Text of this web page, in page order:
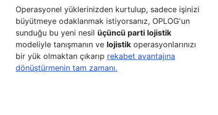
Operasyonel yüklerinizden kurtulup, sadece işinizi
büyütmeye odaklanmak istiyorsanız, OPLOG'un
sunduğu bu yeni nesil üçüncü parti lojistik
modeliyle tanışmanın ve lojistik operasyonlarınızı
bir yük olmaktan çıkarıp rekabet avantajına
dönüştürmenin tam zamanı.